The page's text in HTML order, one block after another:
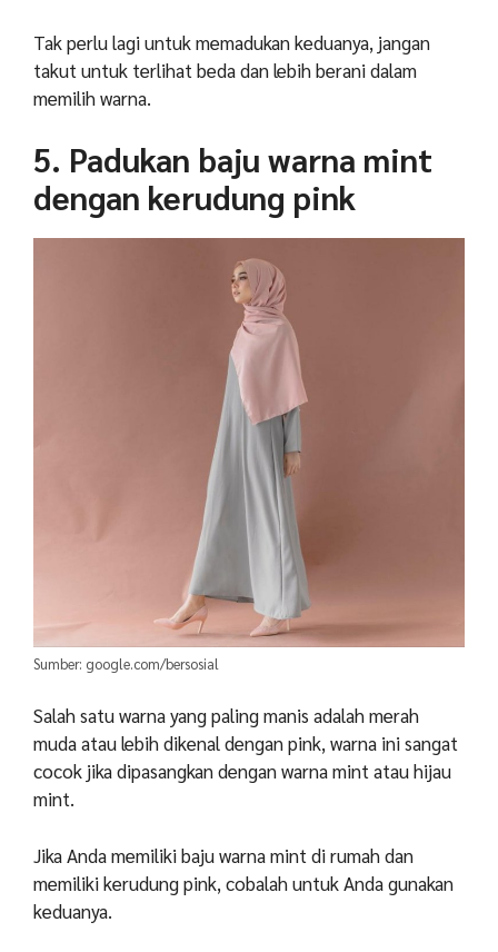
Tak perlu lagi untuk memadukan keduanya, jangan
takut untuk terlihat beda dan lebih berani dalam
memilih warna.
5. Padukan baju warna mint
dengan kerudung pink
Sumber: google.com/bersosial
Salah satu warna yang paling manis adalah merah
muda atau lebih dikenal dengan pink, warna ini sangat
cocok jika dipasangkan dengan warna mint atau hijau
mint.
Jika Anda memiliki baju warna mint di rumah dan
memiliki kerudung pink, cobalah untuk Anda gunakan
keduanya.